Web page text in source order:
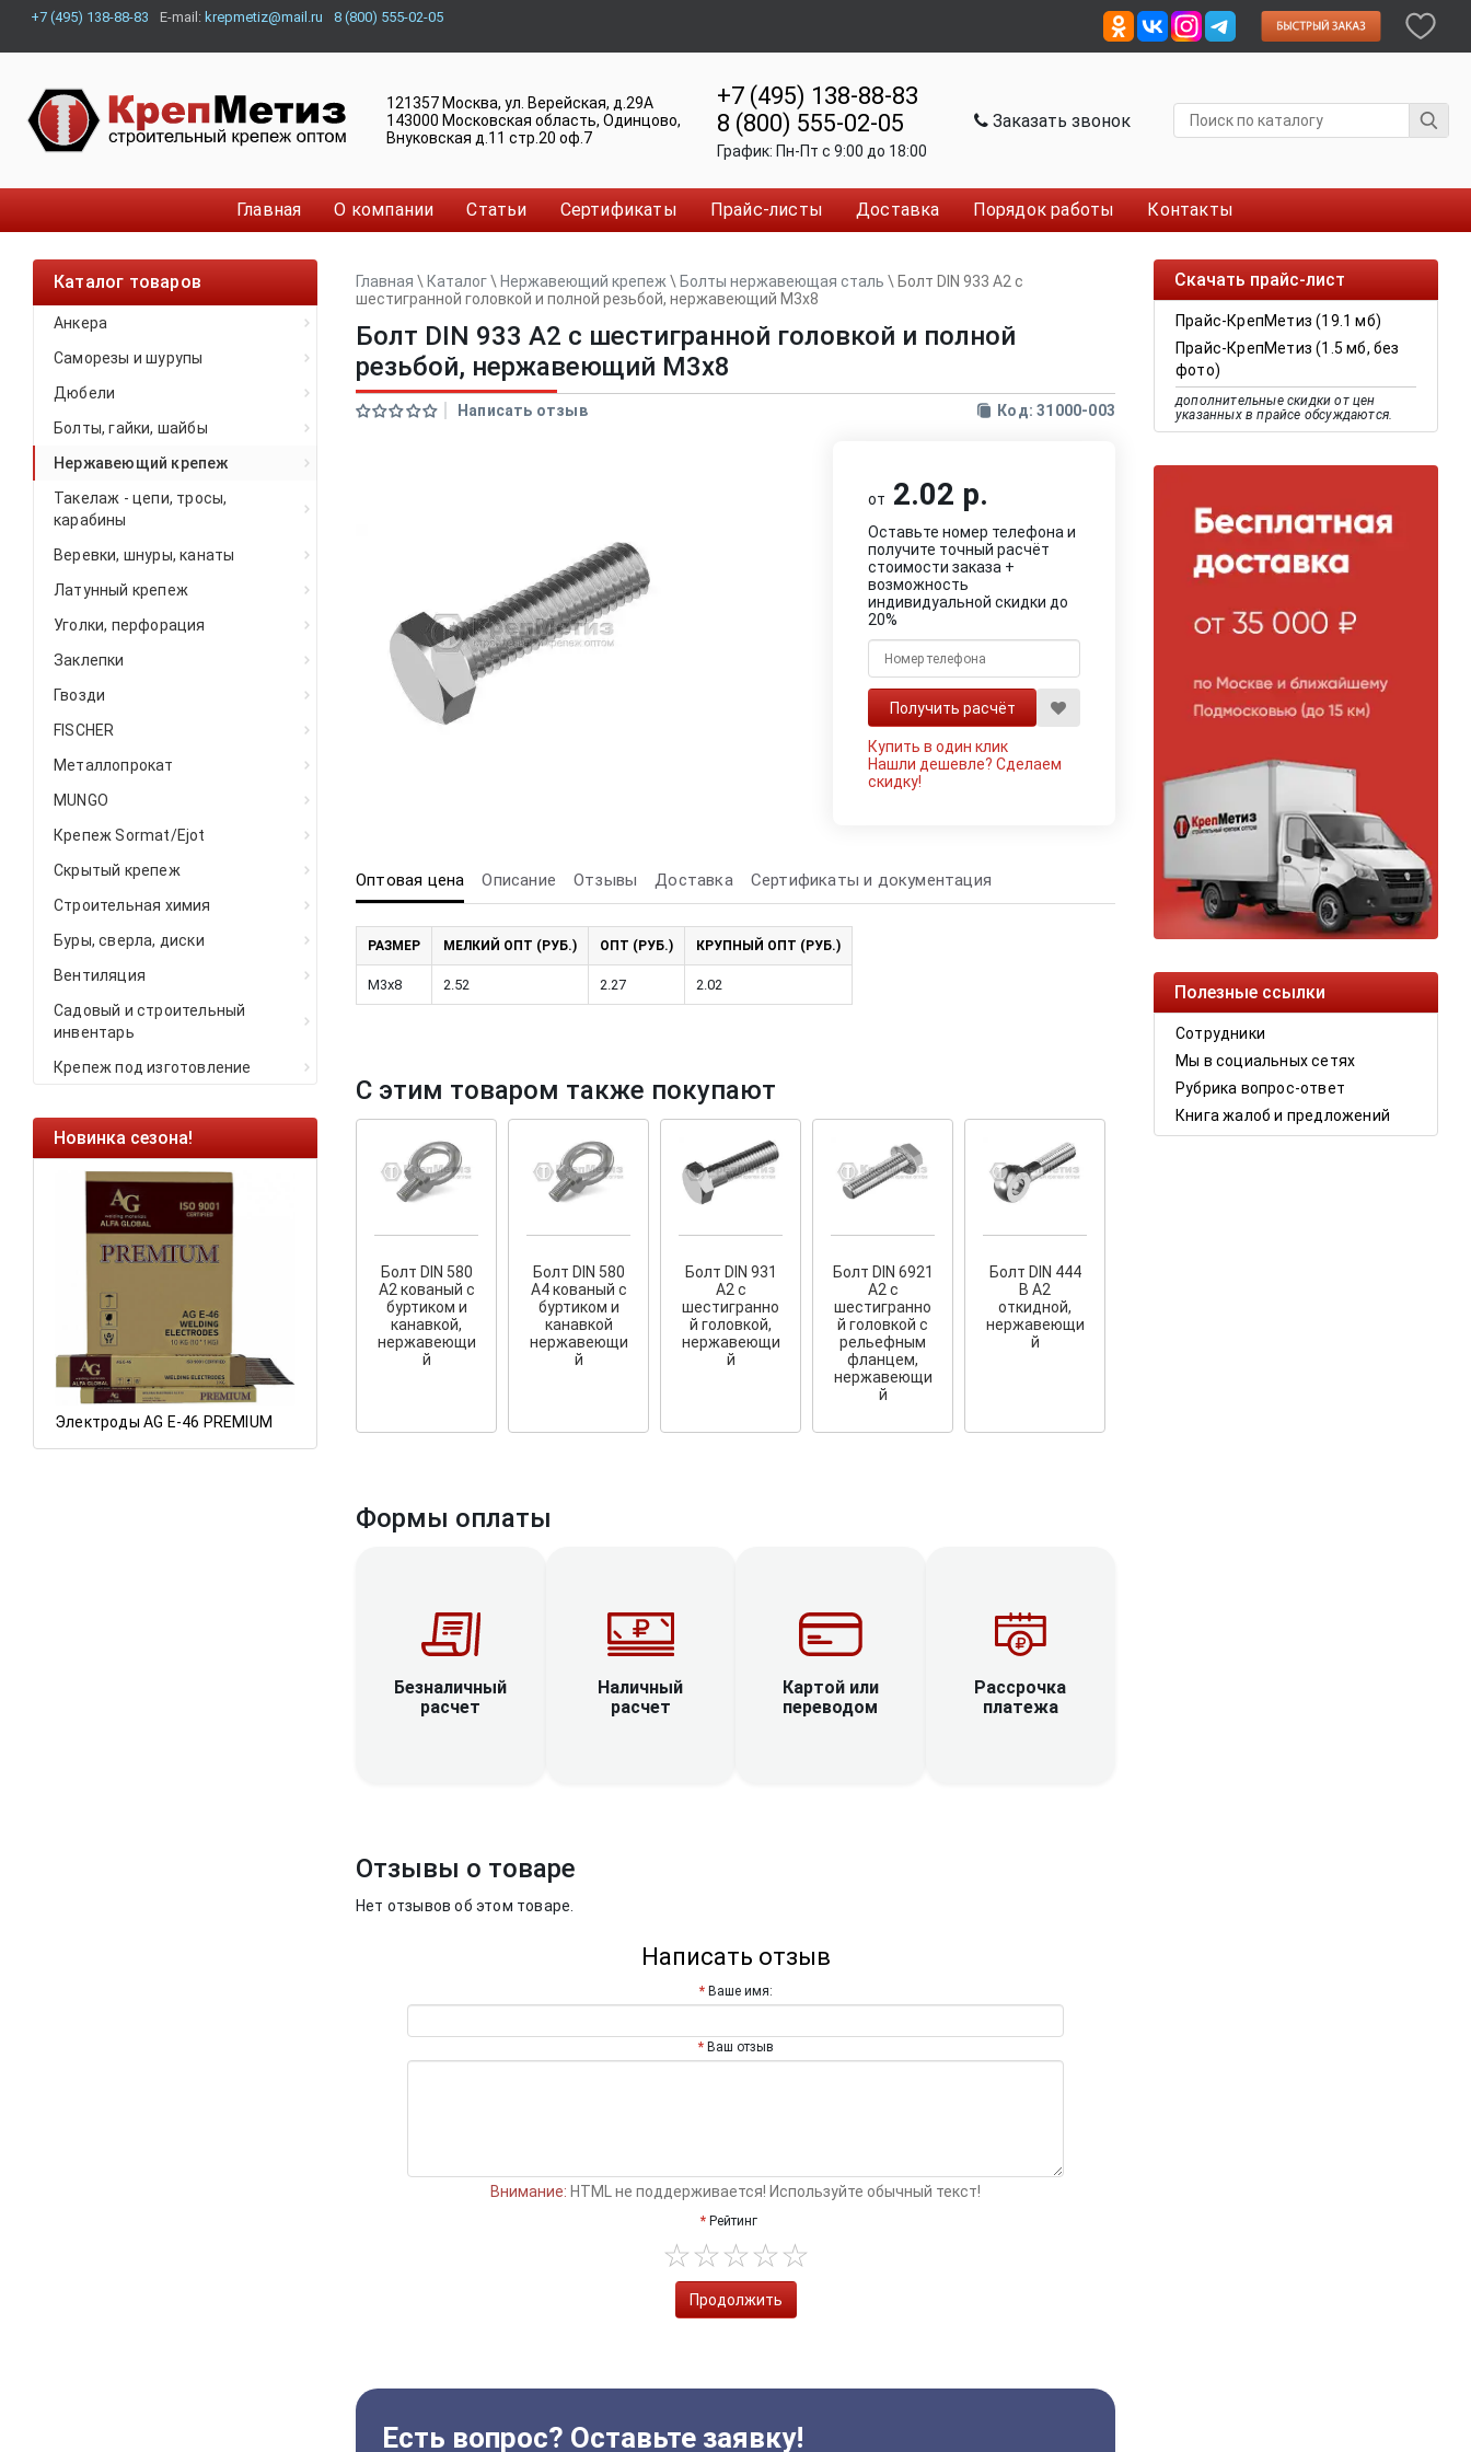
+7 (495) 138-88-83 E-mail: krepmetiz@mail.ru 8 (800) 555-02-05
121357 Москва, ул. Верейская, д.29А
143000 Московская область, Одинцово,
Внуковская д.11 стр.20 оф.7
+7 (495) 138-88-83
8 (800) 555-02-05
График: Пн-Пт c 9:00 до 18:00
Заказать звонок
Главная О компании Статьи Сертификаты Прайс-листы Доставка Порядок работы Контакты
Каталог товаров
Анкера
Саморезы и шурупы
Дюбели
Болты, гайки, шайбы
Нержавеющий крепеж
Такелаж - цепи, тросы,
карабины
Веревки, шнуры, канаты
Латунный крепеж
Уголки, перфорация
Заклепки
Гвозди
FISCHER
Металлопрокат
MUNGO
Крепеж Sormat/Ejot
Скрытый крепеж
Строительная химия
Буры, сверла, диски
Вентиляция
Садовый и строительный
инвентарь
Крепеж под изготовление
Новинка сезона!
Электроды AG E-46 PREMIUM
Ликвидация остатков!
Саморезы кровельные HKR-R
HARPOON EURO
остатков по ценам 2020 года!
Cкрытый крепеж
Крепление террас и фасадов
и фасадов.
Скачать прайс-лист
Прайс-КрепМетиз (19.1 мб)
Прайс-КрепМетиз (1.5 мб, без
фото)
дополнительные скидки от цен
указанных в прайсе обсуждаются.
Полезные ссылки
Сотрудники
Мы в социальных сетях
Рубрика вопрос-ответ
Книга жалоб и предложений
Главная \ Каталог\ Нержавеющий крепеж \ Болты нержавеющая сталь \ Болт DIN 933 А2 с
шестигранной головкой и полной резьбой, нержавеющий M3x8
Болт DIN 933 А2 с шестигранной головкой и полной
резьбой, нержавеющий M3x8
Написать отзыв Код: 31000-003
от 2.02 р.
Оставьте номер телефона и
получите точный расчёт
стоимости заказа +
возможность
индивидуальной скидки до
20%
Купить в один клик
Нашли дешевле?Сделаем
скидку!
Оптовая цена Описание Отзывы Доставка Сертификаты и документация
РАЗМЕР МЕЛКИЙ ОПТ (РУБ.) ОПТ (РУБ.) КРУПНЫЙ ОПТ (РУБ.)
M3x8 2.52 2.27 2.02
С этим товаром также покупают
Болт DIN 580
А2 кованый с
буртиком и
канавкой,
нержавеющи
й
Болт DIN 580
А4 кованый с
буртиком и
канавкой
нержавеющи
й
Болт DIN 931
А2 с
шестигранно
й головкой,
нержавеющи
й
Болт DIN 6921
А2 с
шестигранно
й головкой с
рельефным
фланцем,
нержавеющи
й
Болт DIN 444
B А2
откидной,
нержавеющи
й
Формы оплаты
Безналичный
расчет
Наличный
расчет
Картой или
переводом
Рассрочка
платежа
Отзывы о товаре
Нет отзывов об этом товаре.
Написать отзыв
Ваше имя:
Ваш отзыв
Внимание: HTML не поддерживается! Используйте обычный текст!
Рейтинг
Продолжить
Есть вопрос? Оставьте заявку!